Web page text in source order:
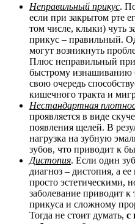
Неправильный прикус.
если при закрытом рте
том числе, клыки) чуть
прикус – правильный.
могут возникнуть
Плюс неправильный
быстрому изнашиванию
свою очередь
кишечного тракта и
Нестандартная
проявляется в виде
появления щелей. В
нагрузка на зубную
зубов, что приводит к
Дистопия. Если один
диагноз – дистопия, а
просто эстетическими,
заболевание приводит
прикуса и сложному
Тогда не стоит думать, с